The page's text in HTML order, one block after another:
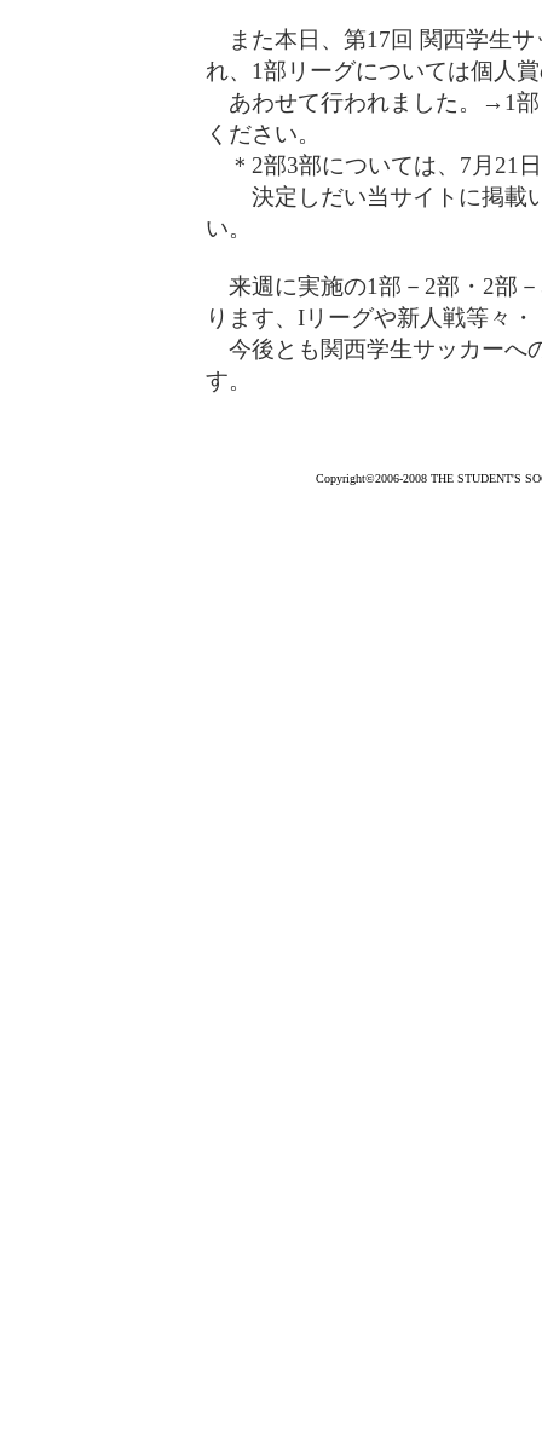
また本日、第17回 関西学生サ
れ、1部リーグについては個人
あわせて行われました。→1部
ください。
＊2部3部については、7月21
決定しだい当サイトに掲載
い。
来週に実施の1部－2部・2部
ります、Iリーグや新人戦等々・
今後とも関西学生サッカーへ
す。
Copyright©2006-2008 THE STUDENT'S